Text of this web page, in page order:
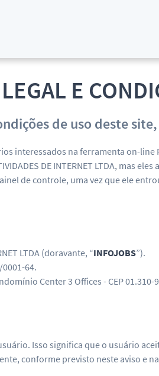
E
de uso deste
interessados na ferramenta on-
DE INTERNET LTDA, mas
de controle, uma vez que ele
LTDA (doravante, “INFOJOBS”).
64.
Center 3 Offices - CEP 01.310-
Isso significa que o usuário
conforme previsto neste aviso e